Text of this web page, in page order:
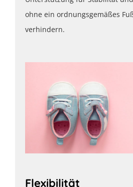
ohne ein ordnungsgemäßes
verhindern.
Flexibilität